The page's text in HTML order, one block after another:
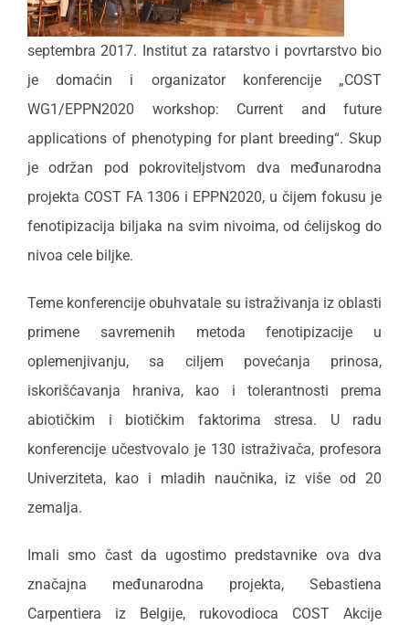
septembra 2017. Institut za ratarstvo i povrtarstvo bio
je domaćin i organizator konferencije „COST
WG1/EPPN2020 workshop: Current and future
applications of phenotyping for plant breeding“. Skup
je održan pod pokroviteljstvom dva međunarodna
projekta COST FA 1306 i EPPN2020, u čijem fokusu je
fenotipizacija biljaka na svim nivoima, od ćelijskog do
nivoa cele biljke.
Teme konferencije obuhvatale su istraživanja iz oblasti
primene savremenih metoda fenotipizacije u
oplemenjivanju, sa ciljem povećanja prinosa,
iskorišćavanja hraniva, kao i tolerantnosti prema
abiotičkim i biotičkim faktorima stresa. U radu
konferencije učestvovalo je 130 istraživača, profesora
Univerziteta, kao i mladih naučnika, iz više od 20
zemalja.
Imali smo čast da ugostimo predstavnike ova dva
značajna međunarodna projekta, Sebastiena
Carpentiera iz Belgije, rukovodioca COST Akcije